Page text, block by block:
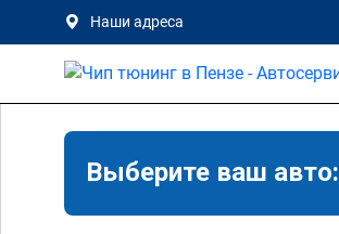
Наши адреса
Выберите ваш авто: